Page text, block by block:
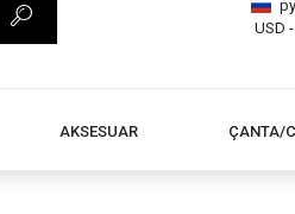
USD
AKSESUAR ÇANTA/